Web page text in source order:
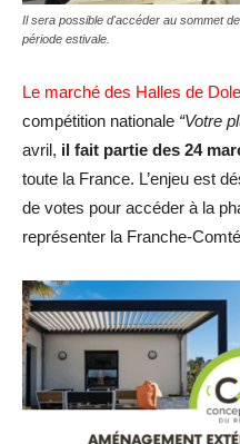
Il sera possible d'accéder au sommet
période estivale.
Le marché des Halles de Dole
compétition nationale “Votre
avril, il fait partie des 24
toute la France. L’enjeu est
de votes pour accéder à la
représenter la Franche-